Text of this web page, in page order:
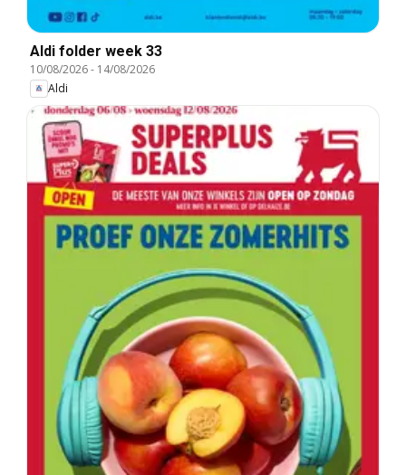
Aldi folder week 33
10/08/2026- 14/08/2026
Aldi